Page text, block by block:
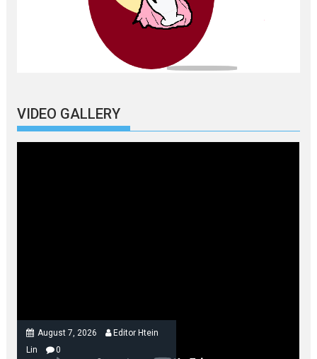
VIDEO GALLERY
August 7, 2026
Editor Htein
Lin
0